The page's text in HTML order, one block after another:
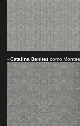
- Catalina Benítez como